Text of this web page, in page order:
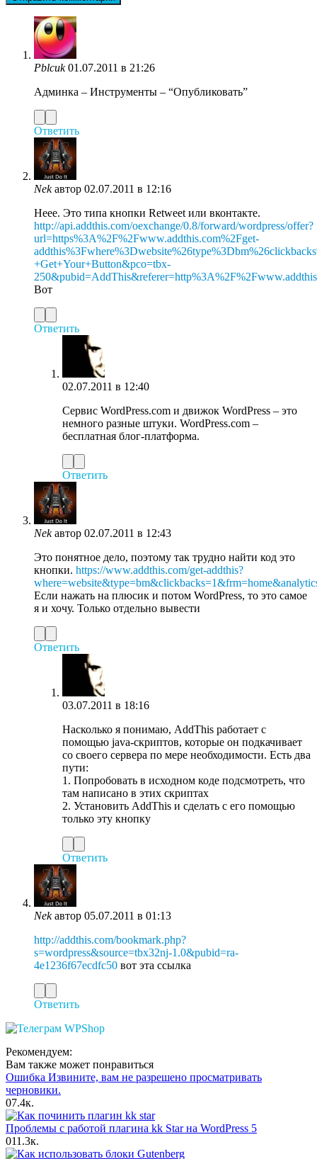
Pblcuk 01.07.2011 в 21:26
Админка – Инструменты – “Опубликовать”
Ответить
Nek автор 02.07.2011 в 12:16
Неее. Это типа кнопки Retweet или вконтакте.
http://api.addthis.com/oexchange/0.8/forward/wordpress/offer?
url=https%3A%2F%2Fwww.addthis.com%2Fget-
+Get+Your+Button&pco=tbx-
Вот
Ответить
02.07.2011 в 12:40
Сервис WordPress.com и движок WordPress – это
немного разные штуки. WordPress.com –
бесплатная блог-платформа.
Ответить
Nek автор 02.07.2011 в 12:43
Это понятное дело, поэтому так трудно найти код это
кнопки. https://www.addthis.com/get-addthis?
Если нажать на плюсик и потом WordPress, то это самое
я и хочу. Только отдельно вывести
Ответить
03.07.2011 в 18:16
Насколько я понимаю, AddThis работает с
помощью java-скриптов, которые он подкачивает
со своего сервера по мере необходимости. Есть два
пути:
1. Попробовать в исходном коде подсмотреть, что
там написано в этих скриптах
2. Установить AddThis и сделать с его помощью
только эту кнопку
Ответить
Nek автор 05.07.2011 в 01:13
http://addthis.com/bookmark.php?
s=wordpress&source=tbx32nj-1.0&pubid=ra-
4e1236f67ecdfc50 вот эта ссылка
Ответить
Рекомендуем:
Вам также может понравиться
Ошибка Извините, вам не разрешено просматривать
черновики.
07.4к.
Проблемы с работой плагина kk Star на WordPress 5
011.3к.